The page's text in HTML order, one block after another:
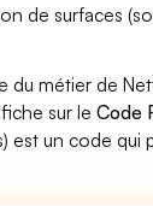
de surfaces
du métier de
fiche sur leCode
un code